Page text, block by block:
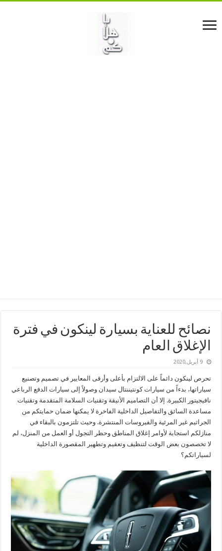
نصائح للعناية بسيارة لينكون في فترة
الإغلاق العام
9 أبريل,2020
تحرص لينكون دائماً على الالتزام بأعلى وأرقى المعايير في تصميم وتصنيع
سياراتها، بدءاً من سيارات كونتيننتال سيدان وصولاً إلى سيارات الدفع الرباعي
نافيجيتور الكبيرة. إلا أن التصاميم الأنيقة وتقنيات السلامة المتقدمة وتقنيات
مساعدة السائق والتفاصيل الداخلية الفاخرة لا يمكنها ضمان حمايتكم من
الجراثيم غير المرئية والفيروسات المنتشرة. وحيث تلتزمون بالبقاء في
منازلكم استجابة لأوامر إغلاق المناطق وحظر التجول أو العمل من المنزل، لم
لا تخصصون بعض الوقت لتنظيف وتعقيم وتطهير المقصورة الداخلية
لسياراتكم؟